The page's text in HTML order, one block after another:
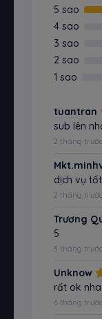
5 sao
4 sao
3 sao
2 sao
1 sao
tuantran
sub lên
2 tháng trước
dịch vụ
2 tháng trước
Trương
5
3 tháng trước
Unknow
rất ok
6 tháng trước